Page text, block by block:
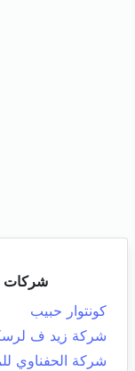
شركات
كونتوار حبيب
شركة زيد ف
شركة الحفناوي